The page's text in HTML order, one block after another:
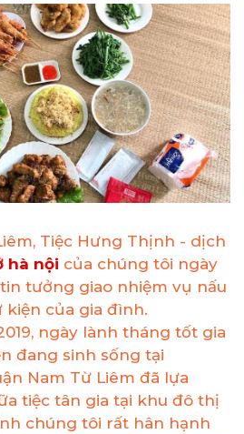
Tiệc Hưng Thịnh - dịch
hà nội của chúng tôi ngày
tưởng giao nhiệm vụ nấu
của gia đình.
ngày lành tháng tốt gia
đang sinh sống tại
Nam Từ Liêm đã lựa
tiệc tân gia tại khu đô thị
chúng tôi rất hân hạnh